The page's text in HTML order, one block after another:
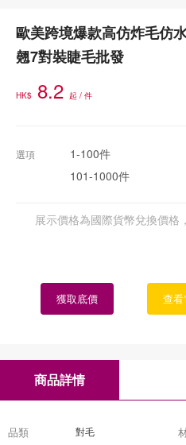
歐美跨境爆款高仿炸毛仿
翹7對裝睫毛批發
HK$ 8.2 起 / 件
選項 1-100件
101-1000件
展示價格為國際貨幣兌換價格
獲取底價 查
商品詳情
品類 對毛